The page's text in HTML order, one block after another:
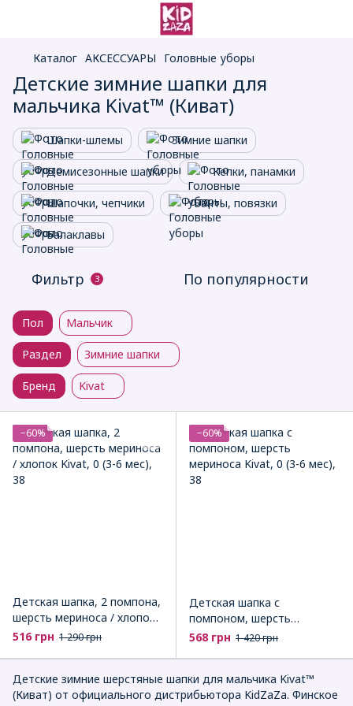
Каталог АКСЕССУАРЫ Головные уборы
Детские зимние шапки для
мальчика Kivat™ (Киват)
Шапки-шлемы Зимние шапки
Демисезонные шапки Кепки, панамки
Шапочки, чепчики Банты, повязки
Балаклавы
Фильтр 3 По популярности
Пол Мальчик
Раздел Зимние шапки
Бренд Kivat
−60%
Детская шапка, 2 помпона,
шерсть мериноса / хлопок
Kivat
516 грн 1 290 грн
−60%
Детская шапка с
помпоном, шерсть
мериноса Kivat
568 грн 1 420 грн
Детские зимние шерстяные шапки для мальчика Kivat™
(Киват) от официального дистрибьютора KidZaZa. Финское